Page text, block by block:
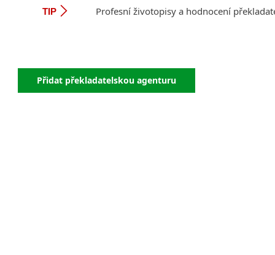
TIP Profesní životopisy a hodnocení
Přidat překladatelskou agenturu